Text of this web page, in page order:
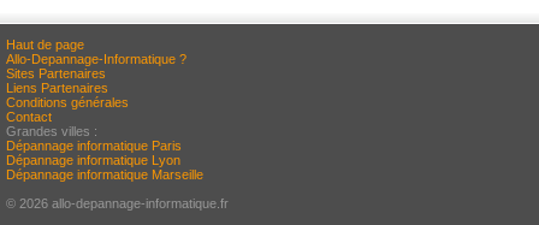
Haut de page
Allo-Depannage-Informatique ?
Sites Partenaires
Liens Partenaires
Conditions générales
Contact
Grandes villes :
Dépannage informatique Paris
Dépannage informatique Lyon
Dépannage informatique Marseille
© 2026 allo-depannage-informatique.fr